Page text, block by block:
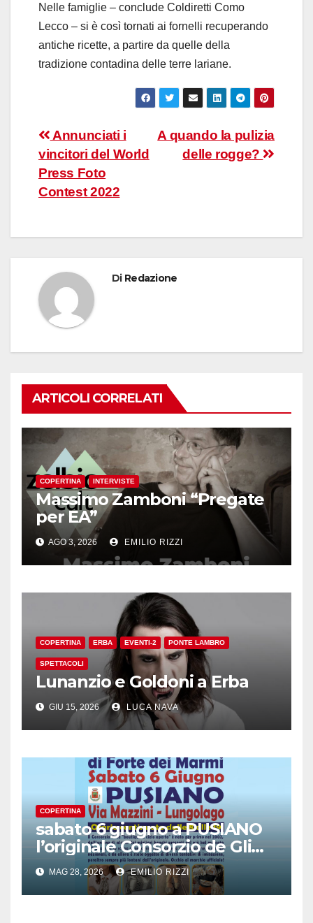
Nelle famiglie – conclude Coldiretti Como
Lecco – si è così tornati ai fornelli recuperando
antiche ricette, a partire da quelle della
tradizione contadina delle terre lariane.
Navigazione
articoli
A quando la pulizia
delle rogge?
Annunciati i
vincitori del World
Press Foto
Contest 2022
Di Redazione
ARTICOLI CORRELATI
COPERTINA INTERVISTE
Massimo Zamboni “Pregate
per EA”
AGO 3, 2026 EMILIO RIZZI
COPERTINA ERBA EVENTI-2 PONTE LAMBRO
SPETTACOLI
Lunanzio e Goldoni a Erba
GIU 15, 2026 LUCA NAVA
COPERTINA
sabato 6 giugno a PUSIANO
l’originale Consorzio de Gli
Ambulanti di Forte dei
Marmi®
MAG 28, 2026 EMILIO RIZZI